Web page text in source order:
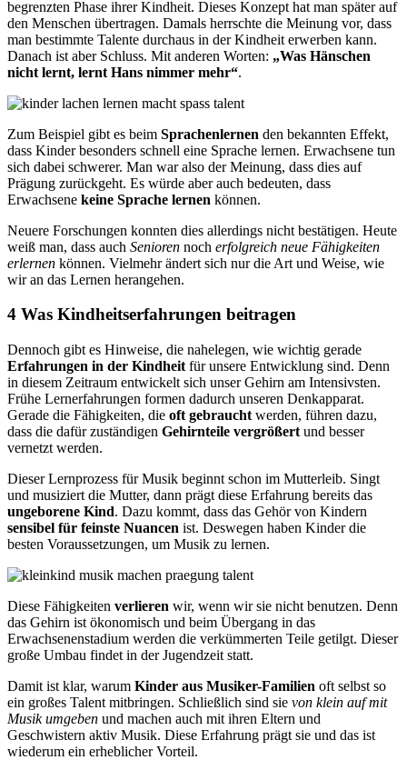
begrenzten Phase ihrer Kindheit. Dieses Konzept hat man später auf
den Menschen übertragen. Damals herrschte die Meinung vor, dass
man bestimmte Talente durchaus in der Kindheit erwerben kann.
Danach ist aber Schluss. Mit anderen Worten: „Was Hänschen
nicht lernt, lernt Hans nimmer mehr“.
Zum Beispiel gibt es beim Sprachenlernen den bekannten Effekt,
dass Kinder besonders schnell eine Sprache lernen. Erwachsene tun
sich dabei schwerer. Man war also der Meinung, dass dies auf
Prägung zurückgeht. Es würde aber auch bedeuten, dass
Erwachsene keine Sprache lernen können.
Neuere Forschungen konnten dies allerdings nicht bestätigen. Heute
weiß man, dass auch Senioren noch erfolgreich neue Fähigkeiten
erlernen können. Vielmehr ändert sich nur die Art und Weise, wie
wir an das Lernen herangehen.
4 Was Kindheitserfahrungen beitragen
Dennoch gibt es Hinweise, die nahelegen, wie wichtig gerade
Erfahrungen in der Kindheit für unsere Entwicklung sind. Denn
in diesem Zeitraum entwickelt sich unser Gehirn am Intensivsten.
Frühe Lernerfahrungen formen dadurch unseren Denkapparat.
Gerade die Fähigkeiten, die oft gebraucht werden, führen dazu,
dass die dafür zuständigen Gehirnteile vergrößert und besser
vernetzt werden.
Dieser Lernprozess für Musik beginnt schon im Mutterleib. Singt
und musiziert die Mutter, dann prägt diese Erfahrung bereits das
ungeborene Kind. Dazu kommt, dass das Gehör von Kindern
sensibel für feinste Nuancen ist. Deswegen haben Kinder die
besten Voraussetzungen, um Musik zu lernen.
Diese Fähigkeiten verlieren wir, wenn wir sie nicht benutzen. Denn
das Gehirn ist ökonomisch und beim Übergang in das
Erwachsenenstadium werden die verkümmerten Teile getilgt. Dieser
große Umbau findet in der Jugendzeit statt.
Damit ist klar, warum Kinder aus Musiker-Familien oft selbst so
ein großes Talent mitbringen. Schließlich sind sie von klein auf mit
Musik umgeben und machen auch mit ihren Eltern und
Geschwistern aktiv Musik. Diese Erfahrung prägt sie und das ist
wiederum ein erheblicher Vorteil.